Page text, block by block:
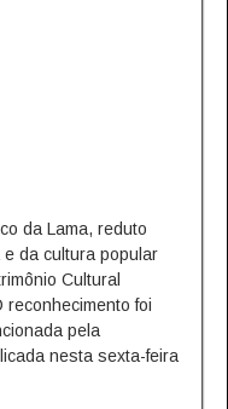
da Lama, reduto
da cultura popular
Cultural
reconhecimento foi
pela
nesta sexta-feira